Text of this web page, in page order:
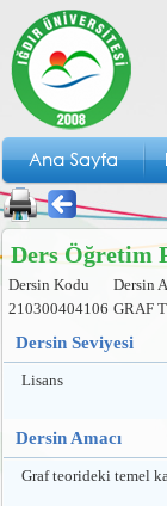
Ders Öğretim
Dersin Kodu Dersin
210300404106 GRAF
Dersin Seviyesi
Lisans
Dersin Amacı
Graf teorideki temel